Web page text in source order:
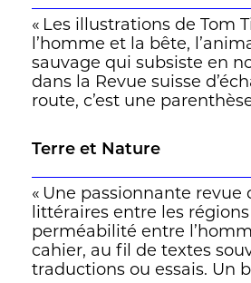
et de présences
Thierry Raboud
« Les illustrations de Tom
l’homme et la bête,
sauvage qui subsiste en
dans la Revue suisse
route, c’est une
pour Silvia Ricci Lempen,
l’écriture ou dans la
confronté.e à sa part
pour mieux appréhender
Terre et Nature
« Une passionnante
littéraires entre les
perméabilité entre
cahier, au fil de textes
traductions ou essais. Un